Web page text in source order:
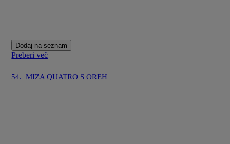
Dodaj na seznam
Preberi več
54. MIZA QUATRO S OREH